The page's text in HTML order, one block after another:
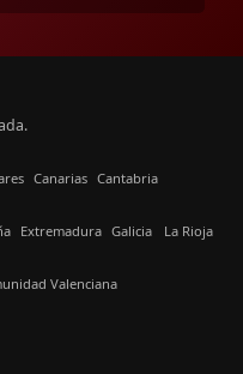
Canarias Cantabria
Extremadura Galicia La Rioja
Valenciana